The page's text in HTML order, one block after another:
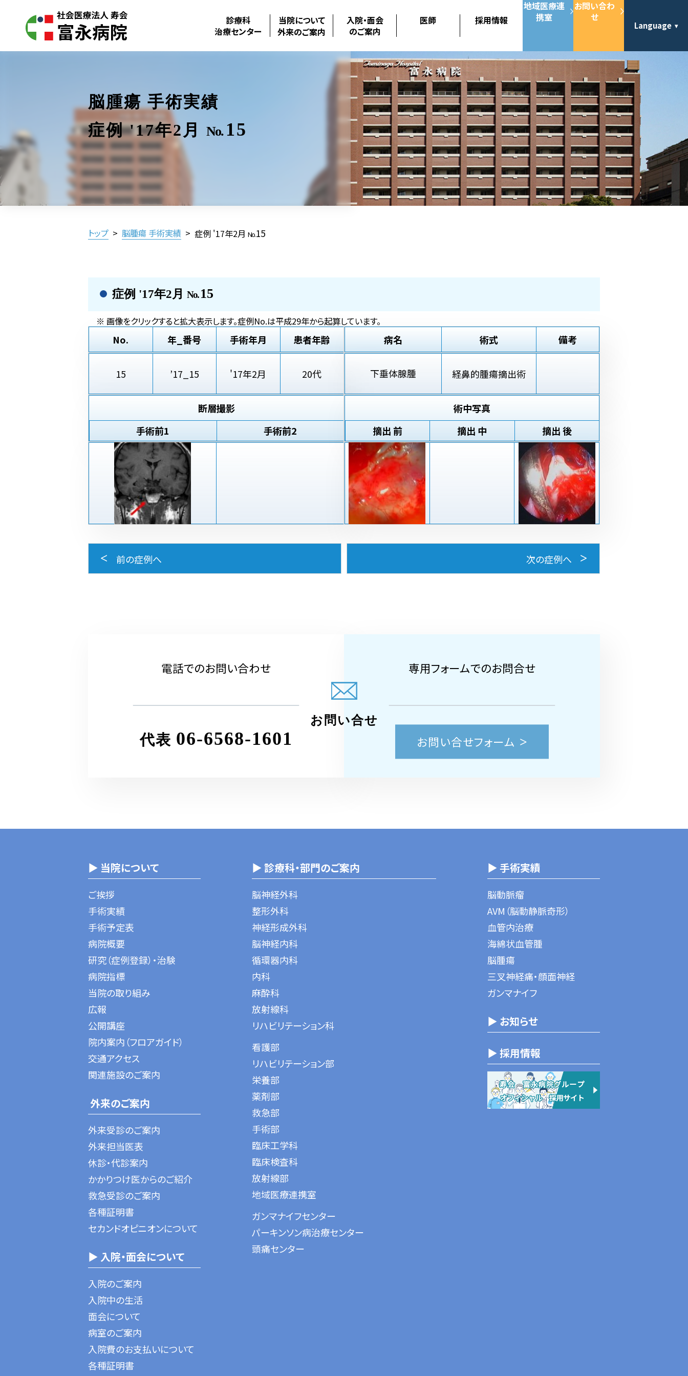
診療科
治療センター
当院について
外来のご案内
入院・面会
のご案内
医師 採用情報
地域医療連
携室
お問い合わ
せ
Language
脳腫瘍 手術実績
症例 '17年2月
No. 15
トップ > 脳腫瘍 手術実績 > 症例 '17年2月No.15
症例 '17年2月 No.15
※ 画像をクリックすると拡大表示します。症例No.は平成29年から起算しています。
No. 年_番号 手術年月 患者年齢
15 ’17_15 '17年2月 20代
病名 術式 備考
下垂体腺腫 経鼻的腫瘍摘出術
断層撮影
手術前1 手術前2
術中写真
摘出 前
摘出 中 摘出 後
前の症例へ 次の症例へ
電話でのお問い合わせ
代表 06-6568-1601
専用フォームでのお問合せ
お問い合せフォーム
お問い合せ
▶ 当院について
ご挨拶
手術実績
手術予定表
病院概要
研究（症例登録）・治験
病院指標
当院の取り組み
広報
公開講座
院内案内（フロアガイド）
交通アクセス
関連施設のご案内
外来のご案内
外来受診のご案内
外来担当医表
休診・代診案内
かかりつけ医からのご紹介
救急受診のご案内
各種証明書
セカンドオピニオンについて
▶ 入院・面会について
入院のご案内
入院中の生活
面会について
病室のご案内
入院費のお支払いについて
各種証明書
▶ 診療科・部門のご案内
脳神経外科
整形外科
神経形成外科
脳神経内科
循環器内科
内科
麻酔科
放射線科
リハビリテーション科
看護部
リハビリテーション部
栄養部
薬剤部
救急部
手術部
臨床工学科
臨床検査科
放射線部
地域医療連携室
ガンマナイフセンター
パーキンソン病治療センター
頭痛センター
▶ 手術実績
脳動脈瘤
AVM（脳動静脈奇形）
血管内治療
海綿状血管腫
脳腫瘍
三叉神経痛・顔面神経
ガンマナイフ
▶ お知らせ
▶ 採用情報